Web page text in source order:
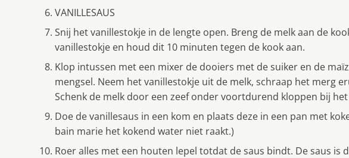
VANILLESAUS
Snij het vanillestokje in de lengte open. Breng de melk aan de
vanillestokje en houd dit 10 minuten tegen de kook aan.
Klop intussen met een mixer de dooiers met de suiker en de
mengsel. Neem het vanillestokje uit de melk, schraap het merg
Schenk de melk door een zeef onder voortdurend kloppen bij
Doe de vanillesaus in een kom en plaats deze in een pan met
bain marie het kokend water niet raakt.)
Roer alles met een houten lepel totdat de saus bindt. De saus is